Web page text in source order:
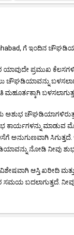
ಗೆ ಇಂದಿನ
ಯಾವುದೇ ಪ್ರಮುಖ
ಅಶುಭ
ಕಾರ್ಯಗಳನ್ನು ಮಾಡುವ
ಸಿಗುತ್ತದೆ.
ನೋಡಿ ನೀವು
ಆಸ್ತಿ ಖರೀದಿ
ಬದಲಾಗುತ್ತದೆ.